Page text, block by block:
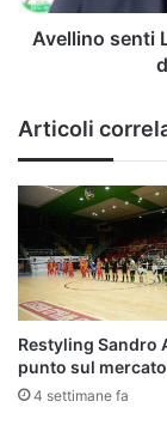
devono
accontentarci..."
Avellino senti
Articoli
Restyling Sandro
punto sul
4 settimane fa